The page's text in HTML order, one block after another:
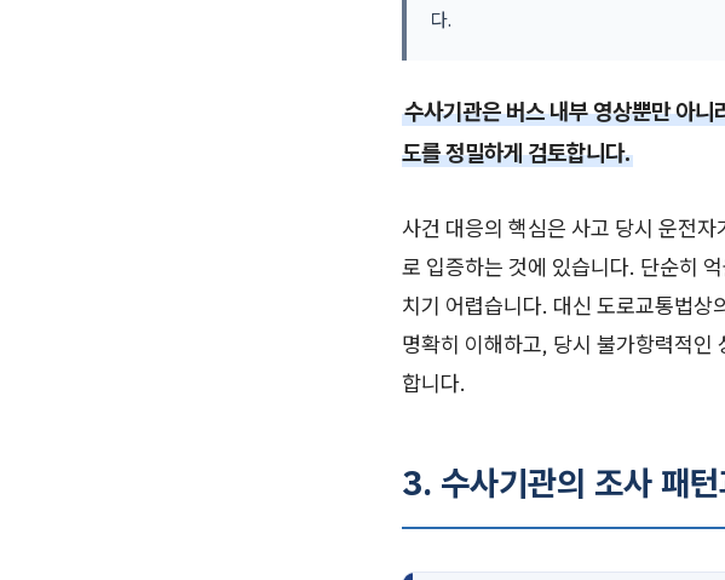
다.
수사기관은 버스 내부 영상뿐만 아
도를 정밀하게 검토합니다.
사건 대응의 핵심은 사고 당시 운전
로 입증하는 것에 있습니다. 단순히
치기 어렵습니다. 대신 도로교통법상
명확히 이해하고, 당시 불가항력적인
합니다.
3. 수사기관의 조사 패